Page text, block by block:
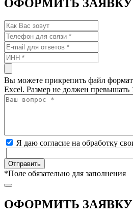
ОФОРМИТЬ ЗАЯВКУ
Вы можете прикрепить файл
Excel. Размер не должен превышать
Я даю согласие на обработку
*Поле обязательно для заполнения
ОФОРМИТЬ ЗАЯВКУ